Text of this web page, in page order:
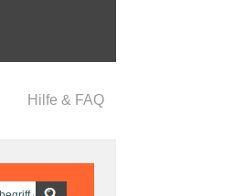
Hilfe & FAQ